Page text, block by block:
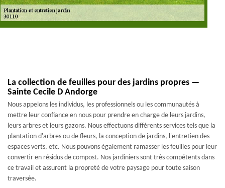
La collection de feuilles pour des jardins propres —
Sainte Cecile D Andorge
Nous appelons les individus, les professionnels ou les communautés à
mettre leur confiance en nous pour prendre en charge de leurs jardins,
leurs arbres et leurs gazons. Nous effectuons différents services tels que la
plantation d'arbres ou de fleurs, la conception de jardins, l'entretien des
espaces verts, etc. Nous pouvons également ramasser les feuilles pour leur
convertir en résidus de compost. Nos jardiniers sont très compétents dans
ce travail et assurent la propreté de votre paysage pour toute saison
traversée.